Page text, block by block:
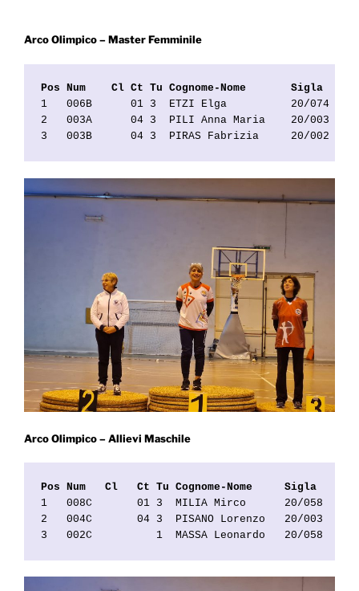
Arco Olimpico – Master Femminile
Pos Num    Cl Ct Tu Cognome-Nome       Sigla
1   006B      01 3  ETZI Elga          20/074
2   003A      04 3  PILI Anna Maria    20/003
3   003B      04 3  PIRAS Fabrizia     20/002
Arco Olimpico – Allievi Maschile
Pos Num   Cl   Ct Tu Cognome-Nome     Sigla
1   008C       01 3  MILIA Mirco      20/058
2   004C       04 3  PISANO Lorenzo   20/003
3   002C          1  MASSA Leonardo   20/058